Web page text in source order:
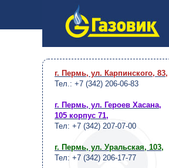
г. Пермь, ул. Карпинского, 83,
Тел.: +7 (342) 206-06-83
г. Пермь, ул. Героев Хасана,
105 корпус 71,
Тел: +7 (342) 207-07-00
г. Пермь, ул. Уральская, 103,
Тел: +7 (342) 206-17-77